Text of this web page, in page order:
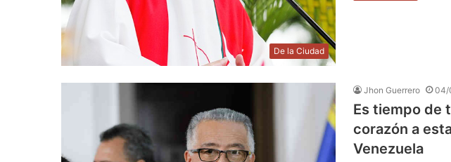
De la Ciudad
Jhon Guerrero 04/
Es tiempo de
corazón a
Venezuela